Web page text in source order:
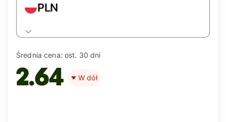
PLN
Średnia cena: ost. 30 dni
2.64 W dół